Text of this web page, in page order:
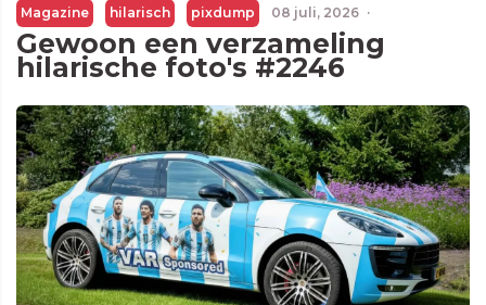
Magazine hilarisch pixdump 08 juli, 2026 ·
Gewoon een verzameling
hilarische foto's #2246